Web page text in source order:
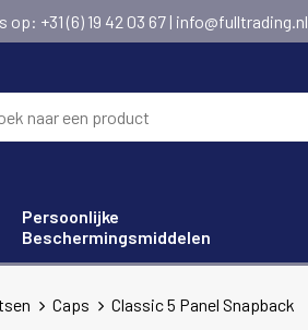
+31 (6) 19 42 03 67 | info@fulltrading.nl
Persoonlijke
Beschermingsmiddelen
Caps Classic 5 Panel Snapback